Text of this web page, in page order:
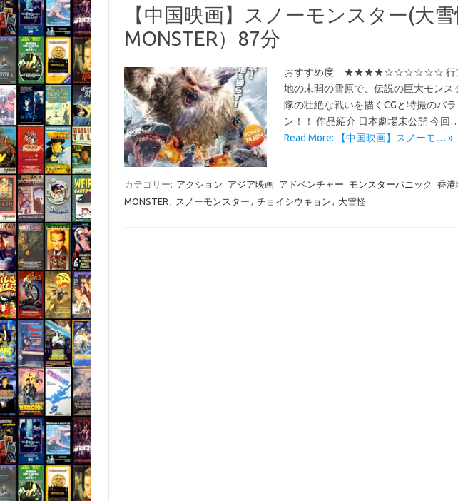
【中国映画】スノーモンスター(大
MONSTER）87分
おすすめ度 ★★★★☆☆☆☆☆☆ 行方
地の未開の雪原で、伝説の巨大モン
隊の壮絶な戦いを描くCGと特撮のバ
ン！！ 作品紹介 日本劇場未公開 今回
Read More: 【中国映画】スノーモ… »
カテゴリー: アクション アジア映画 アドベンチャー モンスターパニック 香港
MONSTER , スノーモンスター , チョイシウキョン , 大雪怪